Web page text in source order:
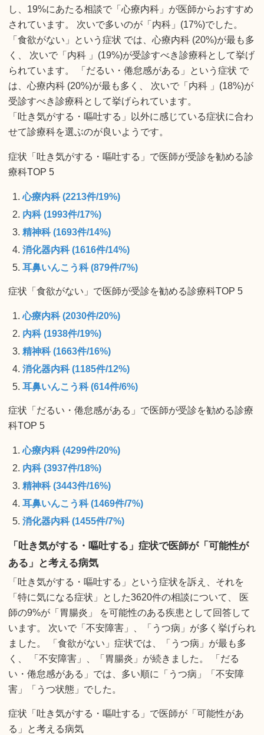
し、19%にあたる相談で「心療内科」が医師からおすすめ
されています。 次いで多いのが「内科」(17%)でした。
「食欲がない」という症状 では、心療内科 (20%)が最も多
く、 次いで「内科 」(19%)が受診すべき診療科として挙げ
られています。 「だるい・倦怠感がある」という症状 で
は、心療内科 (20%)が最も多く、 次いで「内科 」(18%)が
受診すべき診療科として挙げられています。
「吐き気がする・嘔吐する」以外に感じている症状に合わ
せて診療科を選ぶのが良いようです。
症状「吐き気がする・嘔吐する」で医師が受診を勧める診
療科TOP 5
心療内科 (2213件/19%)
内科 (1993件/17%)
精神科 (1693件/14%)
消化器内科 (1616件/14%)
耳鼻いんこう科 (879件/7%)
症状「食欲がない」で医師が受診を勧める診療科TOP 5
心療内科 (2030件/20%)
内科 (1938件/19%)
精神科 (1663件/16%)
消化器内科 (1185件/12%)
耳鼻いんこう科 (614件/6%)
症状「だるい・倦怠感がある」で医師が受診を勧める診療
科TOP 5
心療内科 (4299件/20%)
内科 (3937件/18%)
精神科 (3443件/16%)
耳鼻いんこう科 (1469件/7%)
消化器内科 (1455件/7%)
「吐き気がする・嘔吐する」症状で医師が「可能性が
ある」と考える病気
「吐き気がする・嘔吐する」という症状を訴え、それを
「特に気になる症状」とした3620件の相談について、 医
師の9%が「胃腸炎」 を可能性のある疾患として回答して
います。 次いで「不安障害」、「うつ病」が多く挙げられ
ました。 「食欲がない」症状では、「うつ病」が最も多
く、 「不安障害」、「胃腸炎」が続きました。 「だる
い・倦怠感がある」では、多い順に「うつ病」「不安障
害」「うつ状態」でした。
症状「吐き気がする・嘔吐する」で医師が「可能性があ
る」と考える病気